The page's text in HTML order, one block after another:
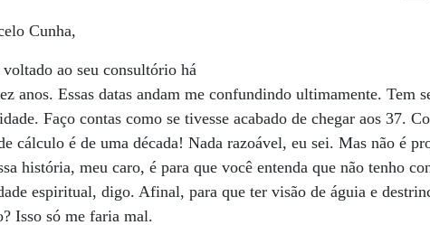
Cunha,
ao seu consultório há
anos. Essas datas andam me confundindo ultimamente. Tem
Faço contas como se tivesse acabado de chegar aos 37.
cálculo é de uma década! Nada razoável, eu sei. Mas não é
história, meu caro, é para que você entenda que não tenho
espiritual, digo. Afinal, para que ter visão de águia e
Isso só me faria mal.